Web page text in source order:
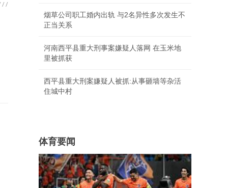
烟草公司职工婚内出轨 与2名异性多次发生不
正当关系
河南西平县重大刑事案嫌疑人落网 在玉米地
里被抓获
西平县重大刑案嫌疑人被抓:从事砸墙等杂活
住城中村
体育要闻